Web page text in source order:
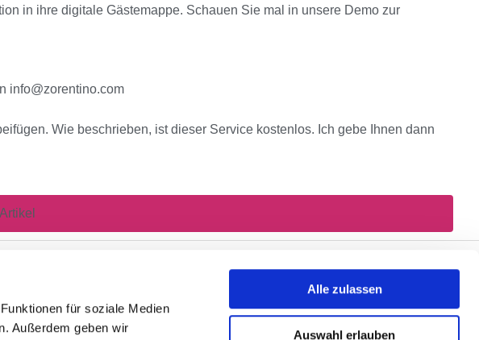
für soziale Medien
Außerdem geben wir
Alle zulassen
Auswahl erlauben
in ihre digitale Gästemappe. Schauen Sie mal in unsere Demo zur
info@zorentino.com
Wie beschrieben, ist dieser Service kostenlos. Ich gebe Ihnen dann
Zahlungsmöglichkeiten